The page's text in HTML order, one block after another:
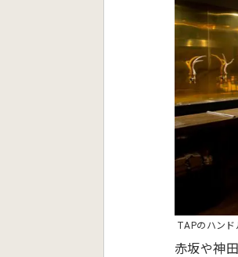
TAPのハンド
赤坂や神